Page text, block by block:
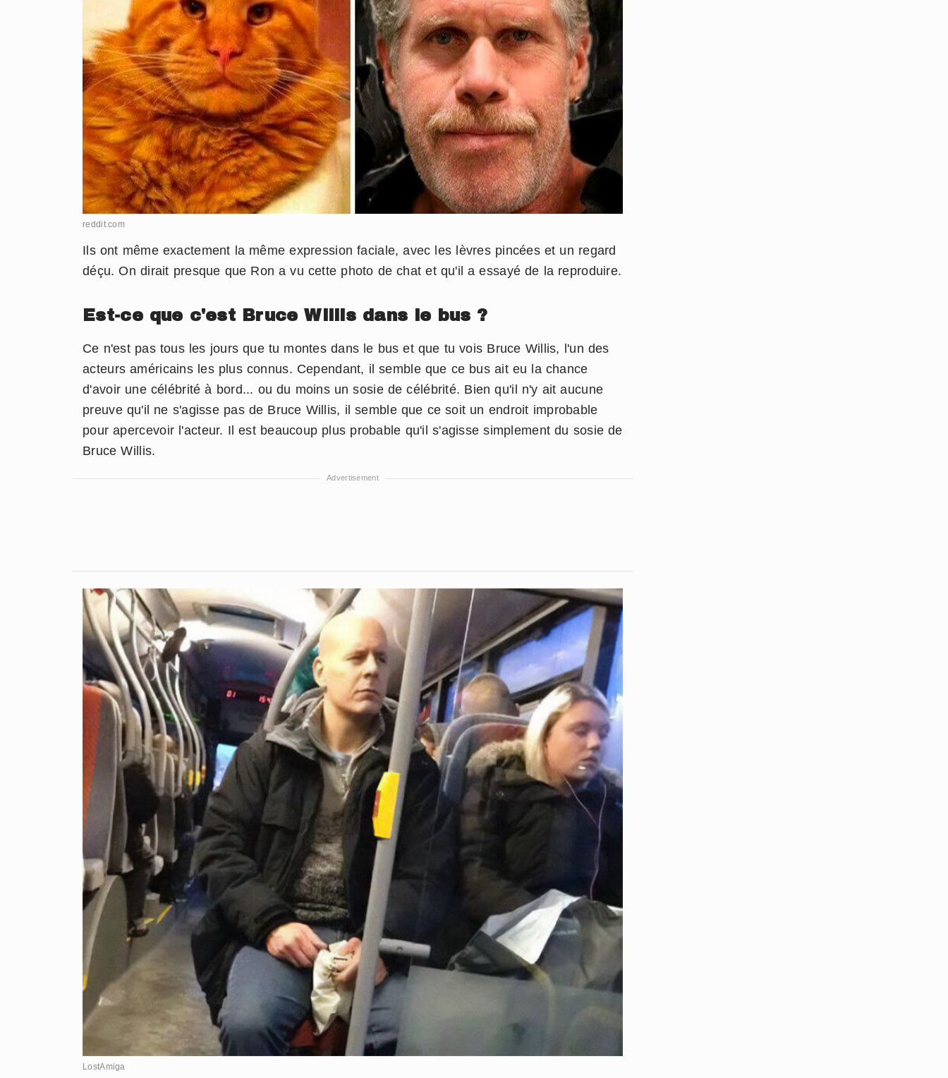
reddit.com
Ils ont même exactement la même expression faciale, avec les lèvres pincées et un regard
déçu. On dirait presque que Ron a vu cette photo de chat et qu'il a essayé de la reproduire.
Est-ce que c'est Bruce Willis dans le bus ?
Ce n'est pas tous les jours que tu montes dans le bus et que tu vois Bruce Willis, l'un des
acteurs américains les plus connus. Cependant, il semble que ce bus ait eu la chance
d'avoir une célébrité à bord... ou du moins un sosie de célébrité. Bien qu'il n'y ait aucune
preuve qu'il ne s'agisse pas de Bruce Willis, il semble que ce soit un endroit improbable
pour apercevoir l'acteur. Il est beaucoup plus probable qu'il s'agisse simplement du sosie de
Bruce Willis.
LostAmiga